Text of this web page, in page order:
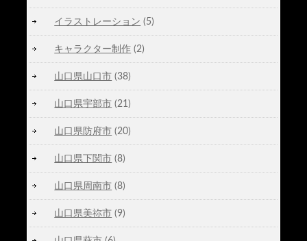
イラストレーション (5)
キャラクター制作 (2)
山口県山口市 (38)
山口県宇部市 (21)
山口県防府市 (20)
山口県下関市 (8)
山口県周南市 (8)
山口県美祢市 (9)